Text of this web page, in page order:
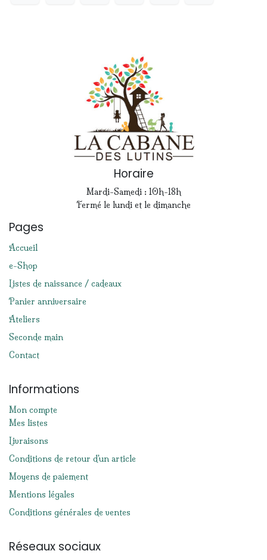
Horaire
Mardi-Samedi : 10h-18h
Fermé le lundi et le dimanche
Pages
Accueil
e-Shop
Listes de naissance / cadeaux
Panier anniversaire
Ateliers
Seconde main
Contact
Informations
Mon compte
Mes listes
Livraisons
Conditions de retour d'un article
Moyens de paiement
Mentions légales
Conditions générales de ventes
Réseaux sociaux